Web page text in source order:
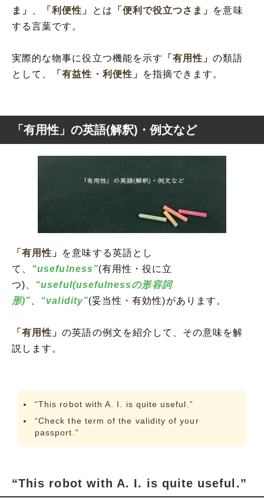
ま」
「利便性」 とは 「便利で役立つさま」 を意味
する言葉です。
実際的な物事に役立つ機能を示す 「有用性」の類語
として、
「有益性・利便性」 を指摘できます。
「有用性」の英語(解釈)・例文など
「有用性」 を意味する英語とし
て、 “usefulness”(有用性・役に立
つ)、 “useful(usefulnessの形容詞
形)”
“validity”(妥当性・有効性)があります。
「有用性」の英語の例文を紹介して、その意味を解
説します。
“This robot with A. I. is quite useful.”
“Check the term of the validity of your
passport.”
“This robot with A. I. is quite useful.”